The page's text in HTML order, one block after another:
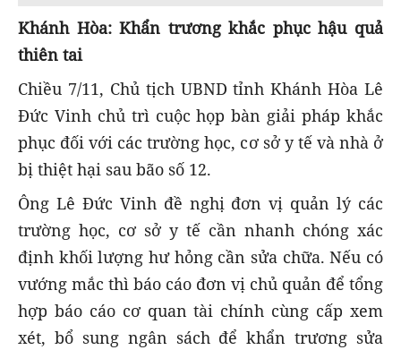
Khánh Hòa: Khẩn trương khắc phục hậu quả
thiên tai
Chiều 7/11, Chủ tịch UBND tỉnh Khánh Hòa Lê
Đức Vinh chủ trì cuộc họp bàn giải pháp khắc
phục đối với các trường học, cơ sở y tế và nhà ở
bị thiệt hại sau bão số 12.
Ông Lê Đức Vinh đề nghị đơn vị quản lý các
trường học, cơ sở y tế cần nhanh chóng xác
định khối lượng hư hỏng cần sửa chữa. Nếu có
vướng mắc thì báo cáo đơn vị chủ quản để tổng
hợp báo cáo cơ quan tài chính cùng cấp xem
xét, bổ sung ngân sách để khẩn trương sửa